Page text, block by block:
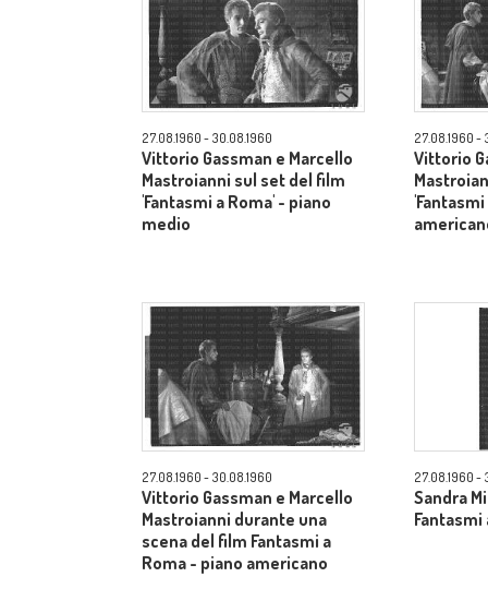
27.08.1960 - 30.08.1960
Vittorio Gassman e Marcello
Mastroianni sul set del film
'Fantasmi a Roma' - piano
medio
27.08.1960 -
Vittorio
27.08.1960 - 30.08.1960
Vittorio Gassman e Marcello
Mastroianni durante una
scena del film Fantasmi a
Roma - piano americano
27.08.1960 -
Sandra